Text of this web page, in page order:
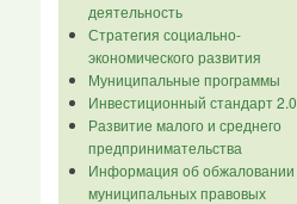
деятельность
Стратегия социально-
экономического развития
Муниципальные программы
Инвестиционный стандарт 2.0
Развитие малого и среднего
предпринимательства
Информация об обжаловании
муниципальных правовых